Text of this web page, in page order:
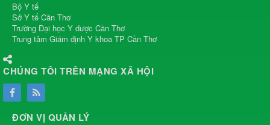
Bộ Y tế
Sở Y tế Cần Thơ
Trường Đại học Y dược Cần Thơ
Trung tâm Giám định Y khoa TP Cần Thơ
CHÚNG TÔI TRÊN MẠNG XÃ HỘI
ĐƠN VỊ QUẢN LÝ